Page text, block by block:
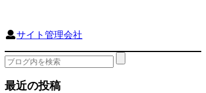
サイト管理会社
最近の投稿